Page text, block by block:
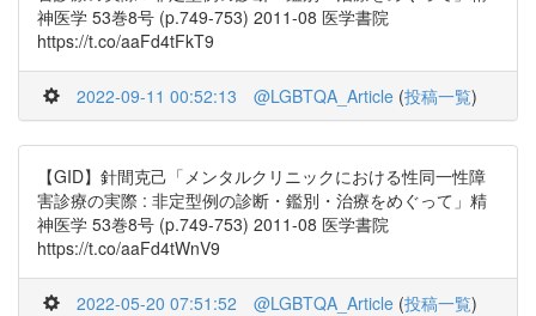
神医学 53巻8号 (p.749-753) 2011-08 医学書院
https://t.co/aaFd4tFkT9
2022-09-11 00:52:13 @LGBTQA_Article (投稿一覧)
【GID】針間克己「メンタルクリニックにおける性同一性障
害診療の実際 : 非定型例の診断・鑑別・治療をめぐって」精
神医学 53巻8号 (p.749-753) 2011-08 医学書院
https://t.co/aaFd4tWnV9
2022-05-20 07:51:52 @LGBTQA_Article (投稿一覧)